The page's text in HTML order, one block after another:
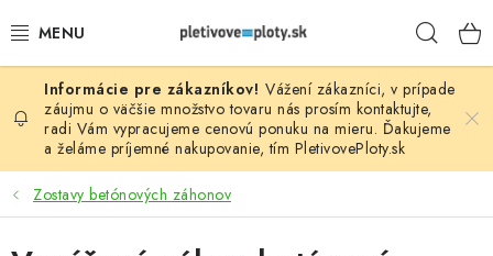
na
PLOTOVÉ PANELY
PLETIVO
STĹPIKY
Vážení zákazníci, v prípade
záujmu o väčšie množstvo tovaru nás prosím kontaktujte,
radi Vám vypracujeme cenovú ponuku na mieru. Ďakujeme
a želáme príjemné nakupovanie, tím PletivovePloty.sk
Zostavy betónových záhonov